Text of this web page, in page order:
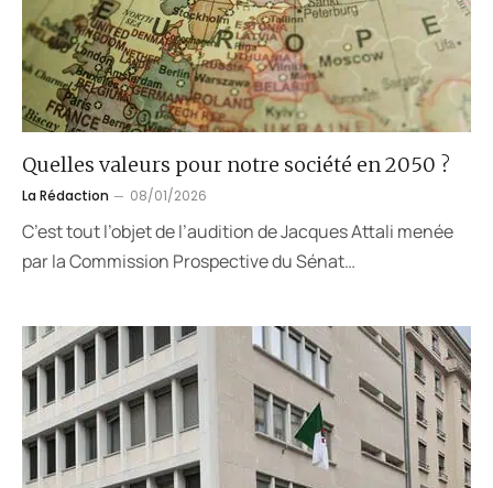
Quelles valeurs pour notre société en 2050 ?
La Rédaction 08/01/2026
C’est tout l’objet de l’audition de Jacques Attali menée
par la Commission Prospective du Sénat…